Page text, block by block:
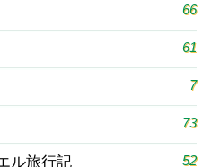
66
61
7
73
ル旅行記 52